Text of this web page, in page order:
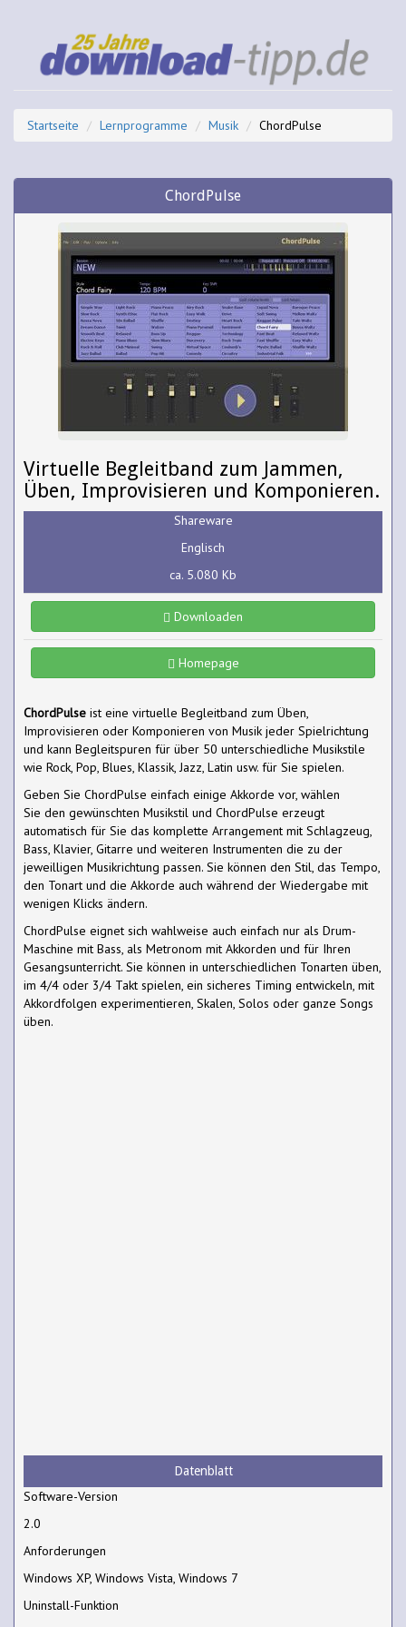
Startseite Lernprogramme Musik ChordPulse
ChordPulse
Virtuelle Begleitband zum Jammen,
Üben, Improvisieren und Komponieren.
Shareware
Englisch
ca. 5.080 Kb
Downloaden
Homepage
ChordPulse ist eine virtuelle Begleitband zum Üben,
Improvisieren oder Komponieren von Musik jeder Spielrichtung
und kann Begleitspuren für über 50 unterschiedliche Musikstile
wie Rock, Pop, Blues, Klassik, Jazz, Latin usw. für Sie spielen.
Geben Sie ChordPulse einfach einige Akkorde vor, wählen
Sie den gewünschten Musikstil und ChordPulse erzeugt
automatisch für Sie das komplette Arrangement mit Schlagzeug,
Bass, Klavier, Gitarre und weiteren Instrumenten die zu der
jeweilligen Musikrichtung passen. Sie können den Stil, das Tempo,
den Tonart und die Akkorde auch während der Wiedergabe mit
wenigen Klicks ändern.
ChordPulse eignet sich wahlweise auch einfach nur als Drum-
Maschine mit Bass, als Metronom mit Akkorden und für Ihren
Gesangsunterricht. Sie können in unterschiedlichen Tonarten üben,
im 4/4 oder 3/4 Takt spielen, ein sicheres Timing entwickeln, mit
Akkordfolgen experimentieren, Skalen, Solos oder ganze Songs
üben.
Datenblatt
Software-Version
2.0
Anforderungen
Windows XP, Windows Vista, Windows 7
Uninstall-Funktion